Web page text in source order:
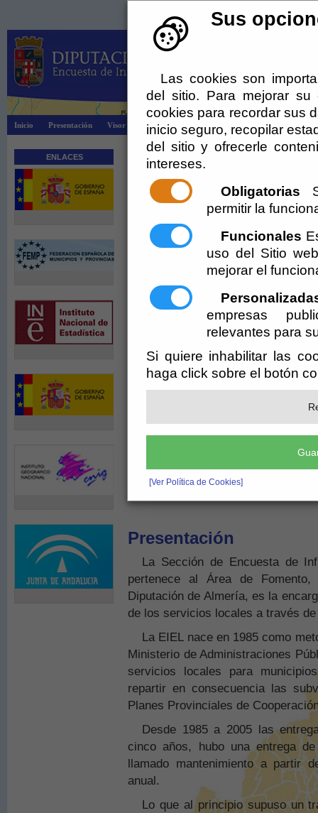
Sus
Las cookies son
del sitio. Para mejorar su
cookies para recordar sus
inicio seguro, recopilar
del sitio y ofrecerle
intereses.
Obligatorias
permitir la
Funcionales
uso del Sitio
mejorar el
empresas
relevantes para
Si quiere inhabilitar las
haga click sobre el botón
[Ver Política de Cookies]
Inicio Presentación Visor Dipalsit Información
ENLACES Actualidad
25/11/2014
VII Encuentro Municipal - EIEL en Cuevas de
01/06/2016
VIII Encuentro Municipal en Sorbas
Presentación
La Sección de Encuesta de
pertenece al Área de
Diputación de Almería, es la
de los servicios locales a través
La EIEL nace en 1985 como
Ministerio de Administraciones
servicios locales para
repartir en consecuencia las
Planes Provinciales de
Desde 1985 a 2005 las
cinco años, hubo una entrega
llamado mantenimiento a partir
anual.
Lo que al principio supuso un